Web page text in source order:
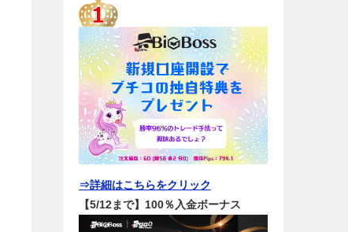
⇒詳細はこちらをクリック
【5/12まで】100％入金ボーナス